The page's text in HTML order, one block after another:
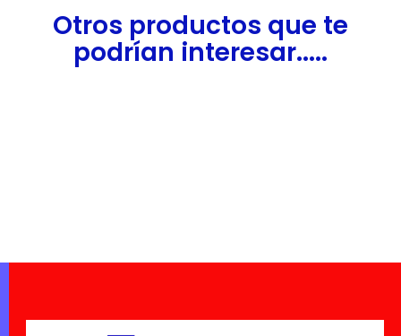
Otros productos que te
podrían interesar.....